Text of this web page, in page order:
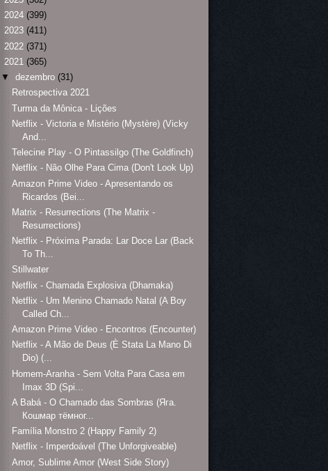
2024 (399)
2023 (411)
2022 (371)
2021 (365)
▼
dezembro (31)
Retrospectiva 2021
Turma da Mônica - Lições
Netflix - Victoria e Mistério (Mystère) (Vicky
And...
Telecine Play - O Pintassilgo (The Goldfinch)
Netflix - Não Olhe Para Cima (Don't Look Up)
Amazon Prime Video - Apresentando os
Ricardos (Bei...
Matrix - Resurrections (The Matrix -
Resurrections)
Netflix - Próxima Parada: Lar Doce Lar (Back
To Th...
Stillwater
Netflix - Chamada Explosiva (Dhamaka)
Netflix - Um Menino Chamado Natal (A Boy
Called Ch...
Amazon Prime Video - Encontros (Encounter)
Netflix - A Mão de Deus (È Stata La Mano Di
Dio) (...
Homem-Aranha - Sem Volta Para Casa em
Imax 3D (Spi...
A Babá - O Chamado das Sombras (Яга.
Кошмар тёмног...
Família Monstro 2 (Happy Family 2)
Netflix - Imperdoável (The Unforgiveable)
Amor, Sublime Amor (West Side Story)